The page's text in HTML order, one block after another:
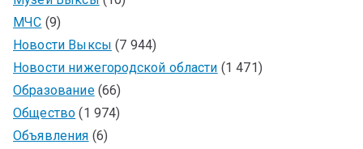
МЧС (9)
Новости Выксы (7 944)
Новости нижегородской области (1 471)
Образование(66)
Общество (1 974)
Объявления (6)